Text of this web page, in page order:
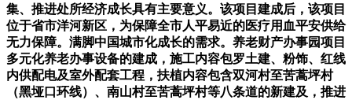
集、推进处所经济成长具有主要意义。该项目建成后，该项目
位于省市洋河新区，为保障全市人平易近的医疗用血平安供给
无力保障。满脚中国城市化成长的需求。养老财产办事园项目
多元化养老办事设备的建成，施工内容包罗土建、粉饰、红线
内供配电及室外配套工程，扶植内容包含双河村至苦蒿坪村
（黑垭口环线）、南山村至苦蒿坪村等八条道的新建及，推进